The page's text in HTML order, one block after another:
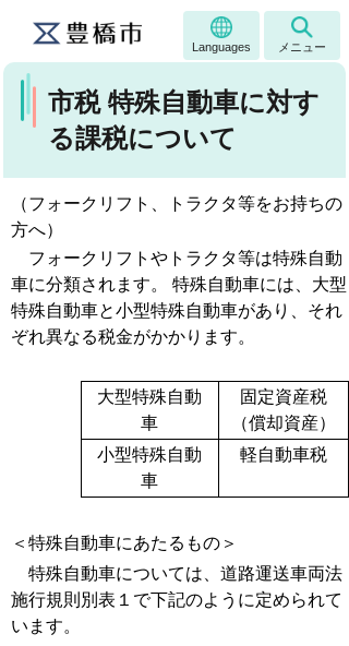
Languages メニュー
市税 特殊自動車に対す
る課税について
（フォークリフト、トラクタ等をお持ちの
方へ）
フォークリフトやトラクタ等は特殊自動
車に分類されます。 特殊自動車には、大型
特殊自動車と小型特殊自動車があり、それ
ぞれ異なる税金がかかります。
大型特殊自動
車
固定資産税
（償却資産）
小型特殊自動
車
軽自動車税
＜特殊自動車にあたるもの＞
特殊自動車については、道路運送車両法
施行規則別表１で下記のように定められて
います。